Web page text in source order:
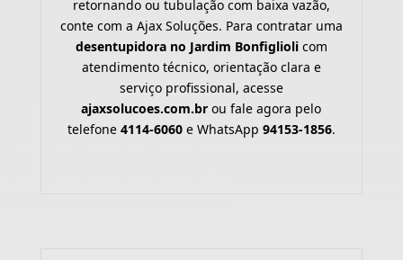
retornando ou tubulação com baixa vazão,
conte com a Ajax Soluções. Para contratar uma
desentupidora no Jardim Bonfigliolicom
atendimento técnico, orientação clara e
serviço profissional, acesse
ajaxsolucoes.com.br ou fale agora pelo
telefone 4114-6060e WhatsApp 94153-1856.